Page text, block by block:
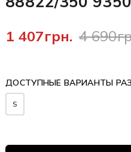
1 407грн. 4
ДОСТУПНЫЕ ВАРИАНТЫ
S